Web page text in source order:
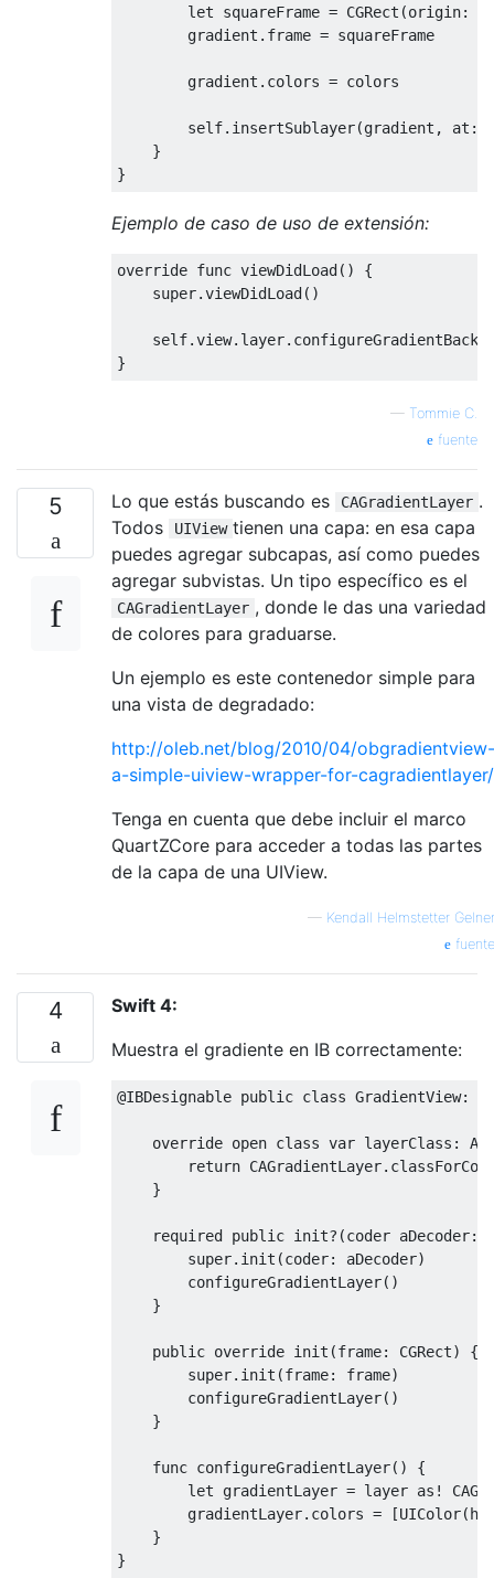
let squareFrame = CGRect (origin:
        gradient
. frame = squareFrame
        gradient
. colors = colors
self. insertSublayer(gradient , at :
}
}
Ejemplo de caso de uso de extensión:
override func viewDidLoad ()
{
super.viewDidLoad ()
self.view. layer.
}
— Tommie C.
fuente
5 Lo que estás buscando es CAGradientLayer .
Todos
UIView tienen una capa: en esa capa
puedes agregar subcapas, así como puedes
agregar subvistas. Un tipo específico es el
CAGradientLayer , donde le das una variedad
de colores para graduarse.
Un ejemplo es este contenedor simple para
una vista de degradado:
http://oleb.net/blog/2010/04/obgradientview-
a-simple-uiview-wrapper-for-cagradientlayer/
Tenga en cuenta que debe incluir el marco
QuartZCore para acceder a todas las partes
de la capa de una UIView.
— Kendall Helmstetter Gelner
fuente
4
Swift 4:
Muestra el gradiente en IB correctamente:
@IBDesignable public class GradientView:
override open class var layerClass :
return CAGradientLayer.
}
    required
public init?(coder aDecoder:
super. init (coder: aDecoder)
        configureGradientLayer
()
}
public override init (frame: CGRect)
{
super. init (frame: frame)
        configureGradientLayer
()
}
    func configureGradientLayer
()
{
let gradientLayer = layer as !
        gradientLayer
. colors = [UIColor(
}
}